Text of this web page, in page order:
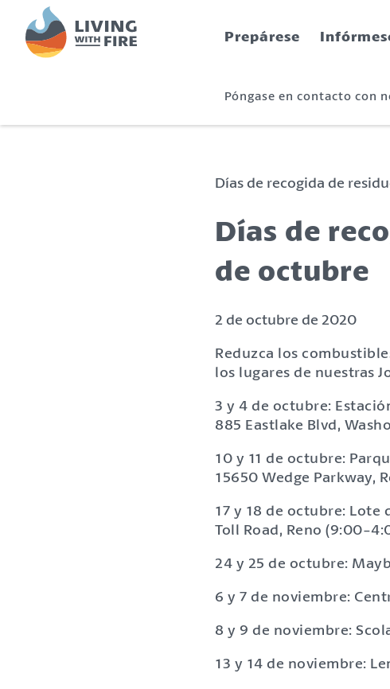
C
n
Prepárese
Póngase en contacto con
Días de recogida de
Días de
de octubre
2 de octubre de 2020
Reduzca los
los lugares de nuestras
3 y 4 de octubre:
885 Eastlake Blvd,
10 y 11 de octubre:
15650 Wedge Parkway,
17 y 18 de octubre: Lote
Toll Road, Reno (9:00-
24 y 25 de octubre:
6 y 7 de noviembre:
8 y 9 de noviembre:
13 y 14 de noviembre: